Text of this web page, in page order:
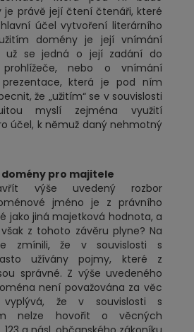
je právě její čtení čtenáři, které
účel vytvoření literárního
domény je její vnímání
už se jedná o její zadání do
nebo o vnímání
která je pod ním
že „užitím“ se v souvislosti
myslí zejména využití
účel, k němuž daný nehmotný
pro majitele
výše uvedený rozbor
jméno je z právního
jako jiná majetková hodnota, a
z tohoto závěru plyne? Na
zmínili, že v souvislosti s
užívány pojmy, které z
správné. Z výše uvedeného
není považována za věc
že v souvislosti s
nelze hovořit o věcných